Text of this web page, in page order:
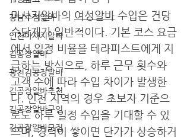
강남주점알바
인천마사지알바
김공장알바
광천김공장알바
김공장알바추천
김공장알바구인
김공장알바모집
마사지알바의 여성알바 수입은 건당
수당제가 일반적이다. 기본 코스 요금
에서 일정 비율을 테라피스트에게 지
급하는 방식으로, 하루 근무 횟수와
고객 수에 따라 수입 차이가 발생한
다. 인천 지역의 경우 초보자 기준으
로도 하루 일정 수입을 기대할 수 있
으며, 경력이 쌓이면 단가가 상승하거